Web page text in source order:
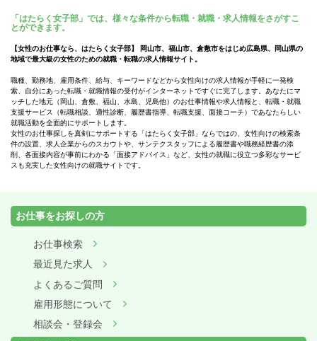
「はたらく女子部」では、様々な条件から転職・就職・求人情報をさがすこ
とができます。
【女性のお仕事なら、はたらく女子部】 岡山市、福山市、倉敷市をはじめ広島県、岡山県の
地域で最大級の女性のための就職・転職の求人情報サイト。
職種、勤務地、雇用条件、給与、キーワードなどから女性向けの求人情報が手軽に一発検
索、自分にあった転職・就職情報の受付がインターネットですぐに完了します。あなたにマ
ッチした地元（岡山、倉敷、福山、水島、児島他）のお仕事情報や求人情報と、転職・就職
支援サービス（転職相談、適性診断、履歴書指導、転職支援、面接コーチ）であなたらしい
就職活動を全面的にサポートします。
女性のお仕事探しを真剣にサポートする「はたらく女子部」ならではの、女性向けの検索条
件の設置、求人企業からのスカウトや、サンテクスタッフによる履歴書や職務経歴書の添
削、各面接内容が事前にわかる「面接アドバイス」など、女性の就職に役立つ多彩なサービ
スも充実した女性向けの就職サイトです。
お仕事をお探しの方
お仕事検索
最近見た求人
よくあるご質問
雇用形態について
相談会・登録会